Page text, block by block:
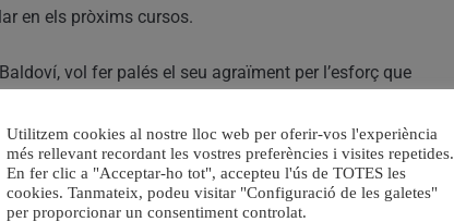
en els pròxims cursos.
vol fer palés el seu agraïment per l’esforç que
les AMPES, els equips docents i el personal tècnic
social com este.
Utilitzem cookies al nostre lloc web per oferir-vos l'experiència
més rellevant recordant les vostres preferències i visites repetides.
En fer clic a "Acceptar-ho tot", accepteu l'ús de TOTES les
cookies. Tanmateix, podeu visitar "Configuració de les galetes"
per proporcionar un consentiment controlat.